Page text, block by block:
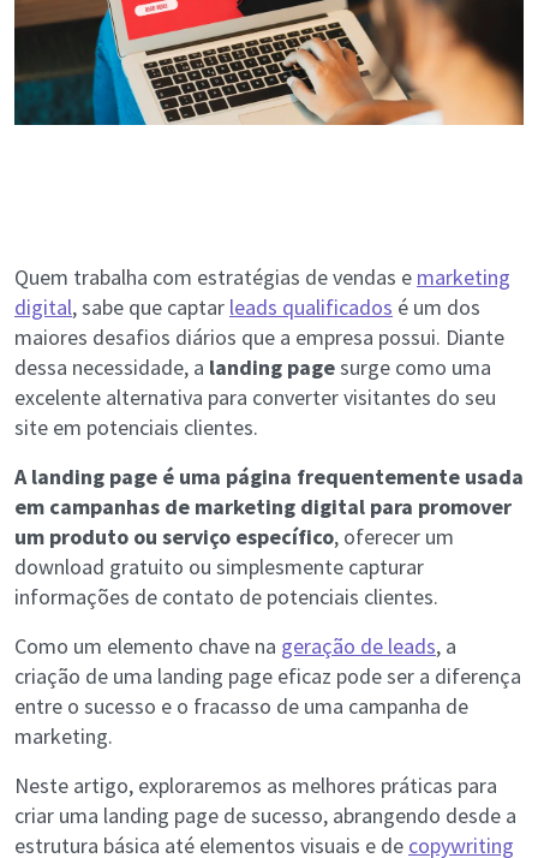
Quem trabalha com estratégias de vendas e marketing
digital, sabe que captar leads qualificados é um dos
maiores desafios diários que a empresa possui. Diante
dessa necessidade, a landing pagesurge como uma
excelente alternativa para converter visitantes do seu
site em potenciais clientes.
A landing page é uma página frequentemente usada
em campanhas de marketing digital para promover
um produto ou serviço específico, oferecer um
download gratuito ou simplesmente capturar
informações de contato de potenciais clientes.
Como um elemento chave na geração de leads, a
criação de uma landing page eficaz pode ser a diferença
entre o sucesso e o fracasso de uma campanha de
marketing.
Neste artigo, exploraremos as melhores práticas para
criar uma landing page de sucesso, abrangendo desde a
estrutura básica até elementos visuais e de copywriting